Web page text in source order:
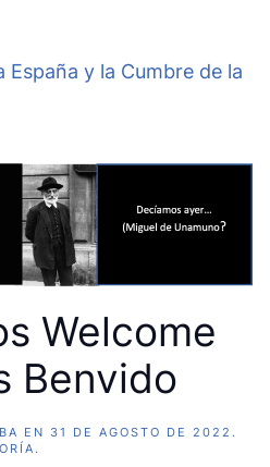
España y la Cumbre de la
Welcome
Benvido
EN 31 DE AGOSTO DE 2022 .
.